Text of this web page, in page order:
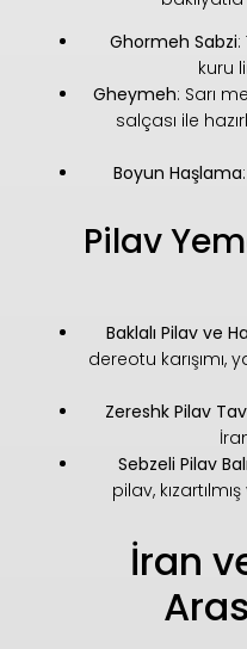
Ghormeh Sabzi:
kuru
Gheymeh: Sarı
salçası ile
Boyun Haşlama
Pilav
Baklalı Pilav ve
dereotu karışımı,
Zereshk Pilav
Sebzeli Pilav
pilav,
İran